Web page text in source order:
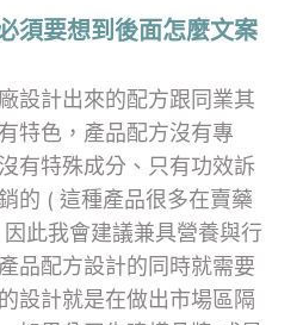
須要想到後面怎麼文案
設計出來的配方跟同業其
特色，產品配方沒有專
有特殊成分、只有功效訴
的 ( 這種產品很多在賣藥
此我會建議兼具營養與行
品配方設計的同時就需要
設計就是在做出市場區隔